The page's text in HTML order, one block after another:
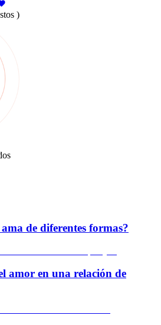
)
de diferentes formas?
amor en una relación de